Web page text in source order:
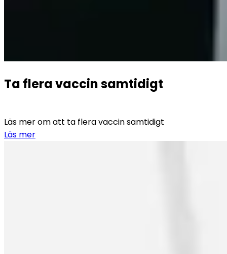
Ta flera vaccin samtidigt
Läs mer om att ta flera vaccin samtidigt
Läs mer